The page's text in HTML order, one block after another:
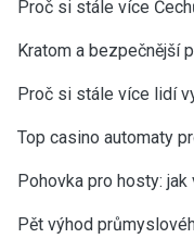
Proč si stále více
Kratom a bezpečnější
Proč si stále více lidí
Top casino automaty
Pohovka pro hosty:
Pět výhod